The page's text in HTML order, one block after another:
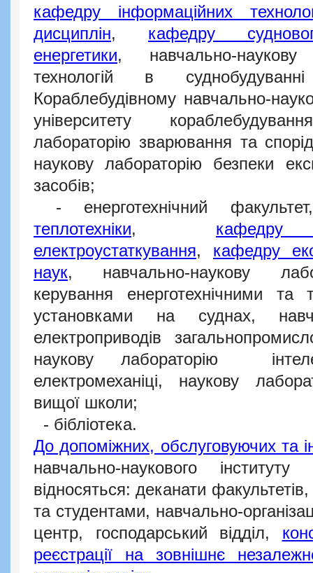
кафедру інформаційних
дисциплін, кафедру
енергетики, навчально-наукову
технологій в
Кораблебудівному навчально-
університету
лабораторію зварювання та
наукову лабораторію безпеки
засобів;
- енерготехнічний
теплотехніки,
електроустаткування, кафедру
наук, навчально-наукову
керування енерготехнічними та
установками на суднах,
електроприводів
наукову лабораторію
електромеханіці, наукову
вищої школи;
- бібліотека.
До допоміжних, обслуговуючих та
навчально-наукового
відносяться: деканати
та студентами, навчально-
центр, господарський відділ,
реєстрації на зовнішнє